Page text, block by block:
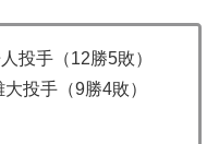
投手（12勝5敗）
投手（9勝4敗）